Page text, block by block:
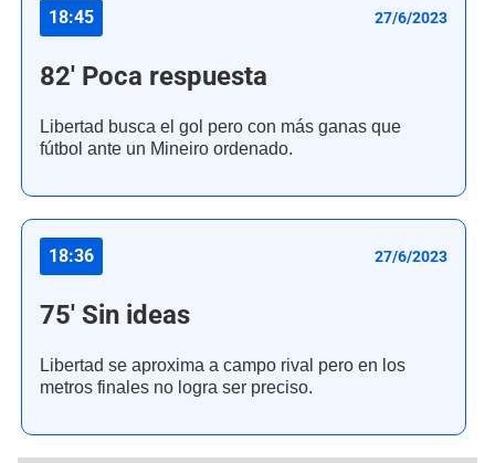
18:45 27/6/2023
82' Poca respuesta
Libertad busca el gol pero con más ganas que
fútbol ante un Mineiro ordenado.
18:36 27/6/2023
75' Sin ideas
Libertad se aproxima a campo rival pero en los
metros finales no logra ser preciso.